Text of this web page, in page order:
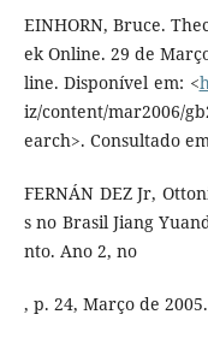
EINHORN, Bruce.
ek Online. 29 de
line. Disponível em: <
iz/content/mar2006/
earch>. Consultado
FERNÁN DEZ Jr,
s no Brasil Jiang
nto. Ano 2, no
, p. 24, Março de 2005.